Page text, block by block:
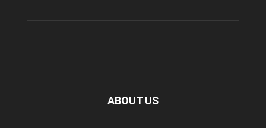
ABOUT US